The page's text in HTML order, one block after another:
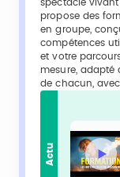
spectacle vivant
propose des
en groupe,
compétences
et votre
mesure, adapté
de chacun,
Actu